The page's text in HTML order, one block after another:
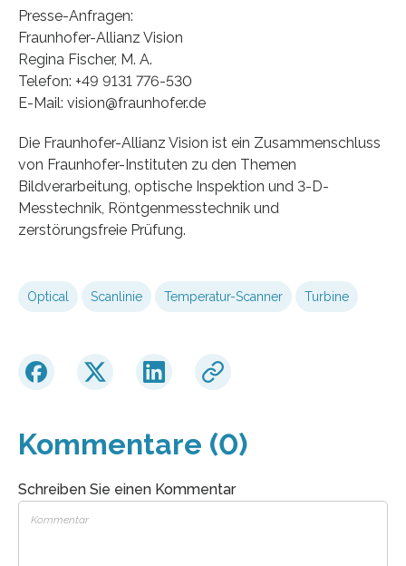
Presse-Anfragen:
Fraunhofer-Allianz Vision
Regina Fischer, M. A.
Telefon: +49 9131 776-530
E-Mail: vision@fraunhofer.de
Die Fraunhofer-Allianz Vision ist ein Zusammenschluss
von Fraunhofer-Instituten zu den Themen
Bildverarbeitung, optische Inspektion und 3-D-
Messtechnik, Röntgenmesstechnik und
zerstörungsfreie Prüfung.
Optical Scanlinie Temperatur-Scanner Turbine
Kommentare (0)
Schreiben Sie einen Kommentar